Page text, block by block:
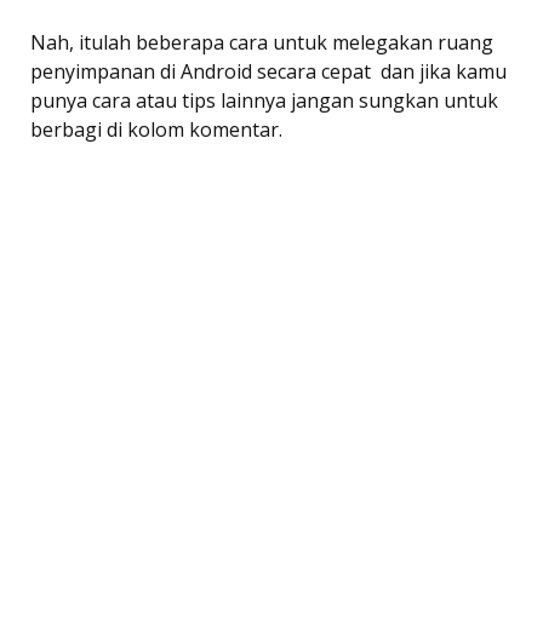
Nah, itulah beberapa cara untuk melegakan ruang
penyimpanan di Android secara cepat dan jika kamu
punya cara atau tips lainnya jangan sungkan untuk
berbagi di kolom komentar.